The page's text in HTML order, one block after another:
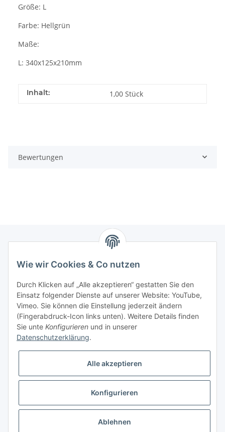
Größe: L
Farbe: Hellgrün
Maße:
L: 340x125x210mm
Inhalt: 1,00 Stück
Bewertungen
Newsletter Abonnieren
Bitte senden Sie mir entsprechend Ihrer
Datenschutzerklärungregelmäßig und jederzeit widerruflich
Informationen zu Ihrem Produktsortiment per E-Mail zu.
Gesetzliche Informationen
* Alle Preise zzgl. gesetzlicher USt., zzgl.Versand
Wie wir Cookies & Co nutzen
Durch Klicken auf „Alle akzeptieren“ gestatten Sie den
Einsatz folgender Dienste auf unserer Website: YouTube,
Vimeo. Sie können die Einstellung jederzeit ändern
(Fingerabdruck-Icon links unten). Weitere Details finden
Sie unte Konfigurieren und in unserer
Datenschutzerklärung.
Alle akzeptieren
Konfigurieren
Ablehnen